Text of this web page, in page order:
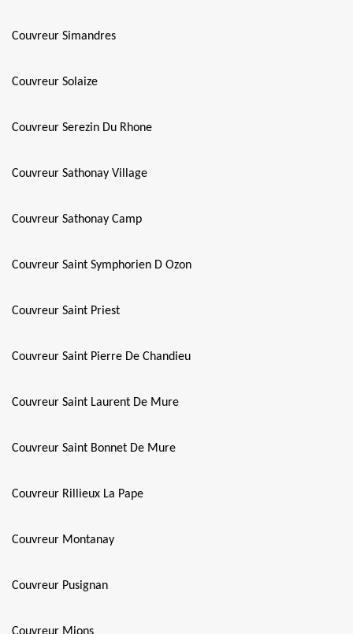
Couvreur Simandres
Couvreur Solaize
Couvreur Serezin Du Rhone
Couvreur Sathonay Village
Couvreur Sathonay Camp
Couvreur Saint Symphorien D Ozon
Couvreur Saint Priest
Couvreur Saint Pierre De Chandieu
Couvreur Saint Laurent De Mure
Couvreur Saint Bonnet De Mure
Couvreur Rillieux La Pape
Couvreur Montanay
Couvreur Pusignan